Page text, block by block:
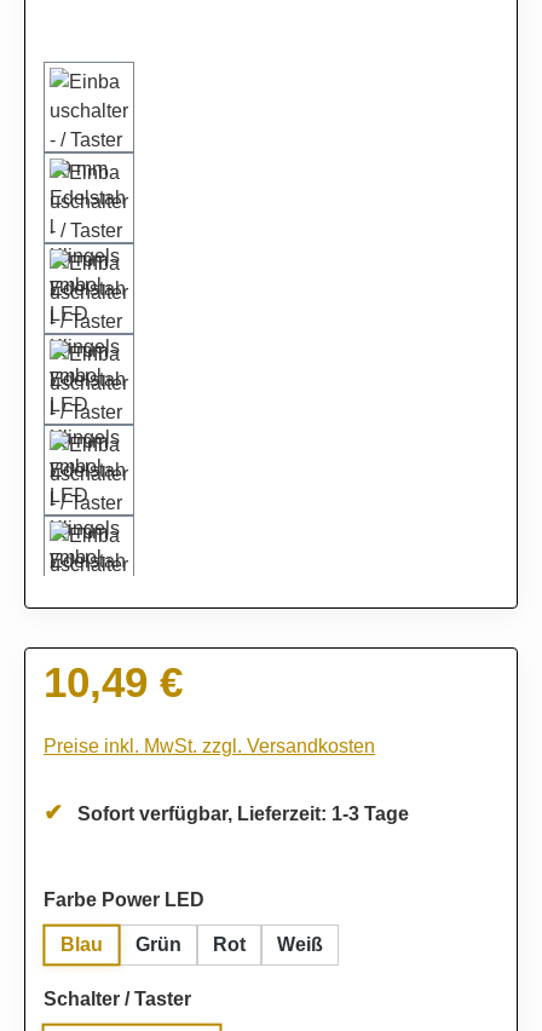
Regulärer Preis:
10,49 €
Preise inkl. MwSt. zzgl. Versandkosten
Sofort verfügbar, Lieferzeit: 1-3 Tage
Farbe Power LED
Blau Grün Rot Weiß
Schalter / Tasterauswählen